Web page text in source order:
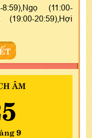
(11:00-
(19:00-20:59),Hợi
ÂM
9